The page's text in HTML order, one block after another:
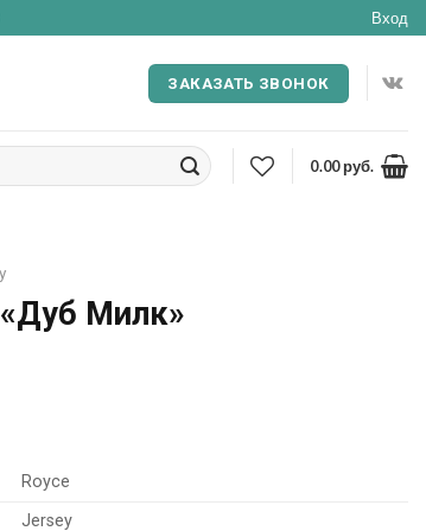
Вход
ЗАКАЗАТЬ ЗВОНОК
0.00руб.
Милк»
Royce
Jersey